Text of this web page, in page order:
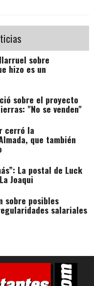
sobre
hizo es un
sobre el proyecto
"No se venden"
cerró la
que también
La postal de Luck
Joaqui
sobre posibles
salariales